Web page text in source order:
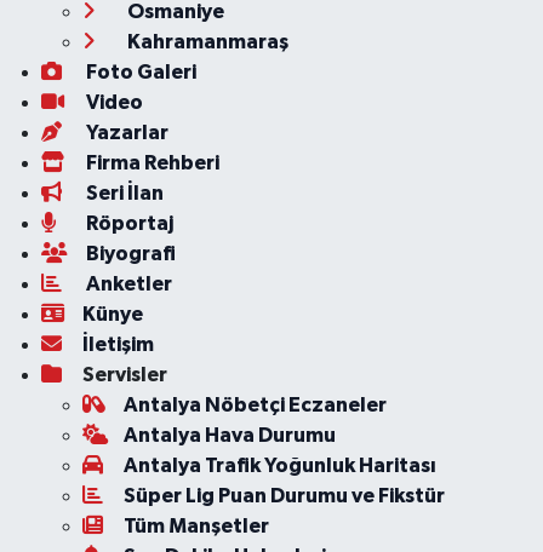
Osmaniye
Kahramanmaraş
Foto Galeri
Video
Yazarlar
Firma Rehberi
Seri İlan
Röportaj
Biyografi
Anketler
Künye
İletişim
Servisler
Antalya Nöbetçi Eczaneler
Antalya Hava Durumu
Antalya Trafik Yoğunluk Haritası
Süper Lig Puan Durumu ve Fikstür
Tüm Manşetler